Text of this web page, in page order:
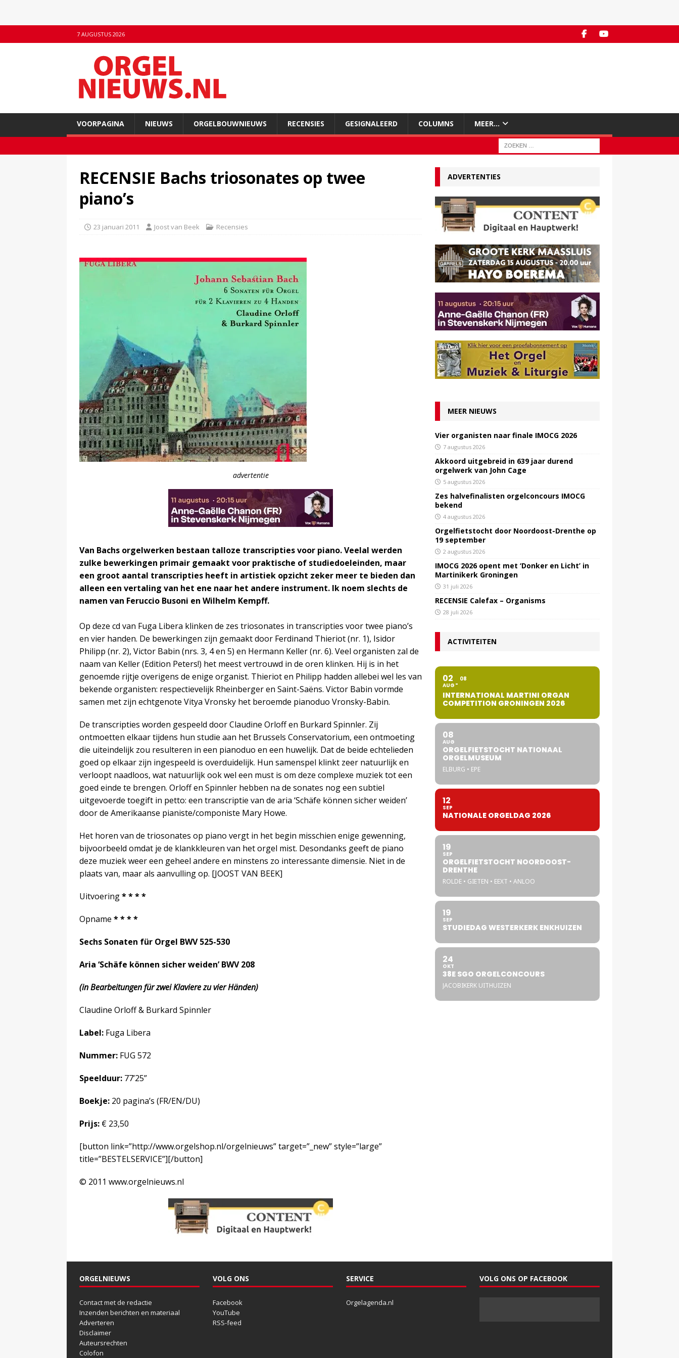
7 AUGUSTUS 2026
VOORPAGINA NIEUWS ORGELBOUWNIEUWS RECENSIES GESIGNALEERD COLUMNS MEER…
RECENSIE Bachs triosonates op twee
piano’s
23 januari 2011 Joost van Beek Recensies
advertentie
Van Bachs orgelwerken bestaan talloze transcripties voor piano. Veelal werden
zulke bewerkingen primair gemaakt voor praktische of studiedoeleinden, maar
een groot aantal transcripties heeft in artistiek opzicht zeker meer te bieden dan
alleen een vertaling van het ene naar het andere instrument. Ik noem slechts de
namen van Feruccio Busoni en Wilhelm Kempff.
Op deze cd van Fuga Libera klinken de zes triosonates in transcripties voor twee piano’s
en vier handen. De bewerkingen zijn gemaakt door Ferdinand Thieriot (nr. 1), Isidor
Philipp (nr. 2), Victor Babin (nrs. 3, 4 en 5) en Hermann Keller (nr. 6). Veel organisten zal de
naam van Keller (Edition Peters!) het meest vertrouwd in de oren klinken. Hij is in het
genoemde rijtje overigens de enige organist. Thieriot en Philipp hadden allebei wel les van
bekende organisten: respectievelijk Rheinberger en Saint-Saëns. Victor Babin vormde
samen met zijn echtgenote Vitya Vronsky het beroemde pianoduo Vronsky-Babin.
De transcripties worden gespeeld door Claudine Orloff en Burkard Spinnler. Zij
ontmoetten elkaar tijdens hun studie aan het Brussels Conservatorium, een ontmoeting
die uiteindelijk zou resulteren in een pianoduo en een huwelijk. Dat de beide echtelieden
goed op elkaar zijn ingespeeld is overduidelijk. Hun samenspel klinkt zeer natuurlijk en
verloopt naadloos, wat natuurlijk ook wel een must is om deze complexe muziek tot een
goed einde te brengen. Orloff en Spinnler hebben na de sonates nog een subtiel
uitgevoerde toegift in petto: een transcriptie van de aria ‘Schäfe können sicher weiden’
door de Amerikaanse pianiste/componiste Mary Howe.
Het horen van de triosonates op piano vergt in het begin misschien enige gewenning,
bijvoorbeeld omdat je de klankkleuren van het orgel mist. Desondanks geeft de piano
deze muziek weer een geheel andere en minstens zo interessante dimensie. Niet in de
plaats van, maar als aanvulling op. [JOOST VAN BEEK]
Uitvoering* * * *
Opname * * * *
Sechs Sonaten für Orgel BWV 525-530
Aria ‘Schäfe können sicher weiden’ BWV 208
(in Bearbeitungen für zwei Klaviere zu vier Händen)
Claudine Orloff & Burkard Spinnler
Label: Fuga Libera
Nummer: FUG 572
Speelduur: 77’25”
Boekje: 20 pagina’s (FR/EN/DU)
Prijs: € 23,50
[button link=”http://www.orgelshop.nl/orgelnieuws” target=”_new” style=”large”
title=”BESTELSERVICE”][/button]
© 2011 www.orgelnieuws.nl
ADVERTENTIES
MEER NIEUWS
Vier organisten naar finale IMOCG 2026
7 augustus 2026
Akkoord uitgebreid in 639 jaar durend
orgelwerk van John Cage
5 augustus 2026
Zes halvefinalisten orgelconcours IMOCG
bekend
4 augustus 2026
Orgelfietstocht door Noordoost-Drenthe op
19 september
2 augustus 2026
IMOCG 2026 opent met ‘Donker en Licht’ in
Martinikerk Groningen
31 juli 2026
RECENSIE Calefax – Organisms
28 juli 2026
ACTIVITEITEN
02
AUG
08
INTERNATIONAL MARTINI ORGAN
COMPETITION GRONINGEN 2026
08
AUG
ORGELFIETSTOCHT NATIONAAL
ORGELMUSEUM
ELBURG • EPE
12
SEP
NATIONALE ORGELDAG 2026
19
SEP
ORGELFIETSTOCHT NOORDOOST-
DRENTHE
ROLDE • GIETEN • EEXT • ANLOO
19
SEP
STUDIEDAG WESTERKERK ENKHUIZEN
24
OKT
38E SGO ORGELCONCOURS
JACOBIKERK UITHUIZEN
ORGELNIEUWS
Contact met de redactie
Inzenden berichten en materiaal
Adverteren
Disclaimer
Auteursrechten
Colofon
VOLG ONS
Facebook
YouTube
RSS-feed
SERVICE
Orgelagenda.nl
VOLG ONS OP FACEBOOK